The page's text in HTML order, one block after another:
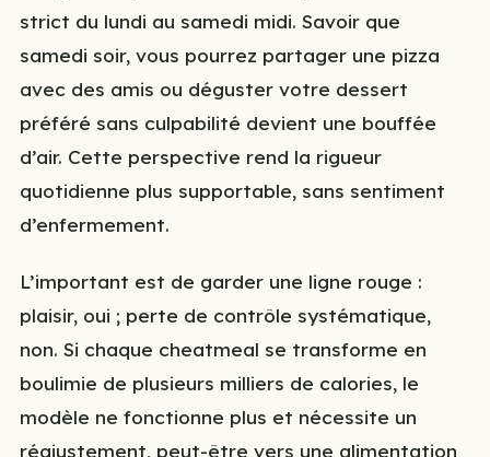
strict du lundi au samedi midi. Savoir que
samedi soir, vous pourrez partager une pizza
avec des amis ou déguster votre dessert
préféré sans culpabilité devient une bouffée
d’air. Cette perspective rend la rigueur
quotidienne plus supportable, sans sentiment
d’enfermement.
L’important est de garder une ligne rouge :
plaisir, oui ; perte de contrôle systématique,
non. Si chaque cheatmeal se transforme en
boulimie de plusieurs milliers de calories, le
modèle ne fonctionne plus et nécessite un
réajustement, peut-être vers une alimentation